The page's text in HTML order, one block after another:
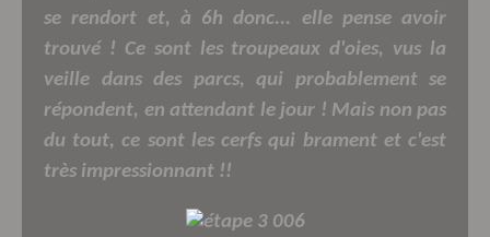
se rendort et, à 6h donc... elle pense avoir
trouvé ! Ce sont les troupeaux d'oies, vus la
veille dans des parcs, qui probablement se
répondent, en attendant le jour ! Mais non pas
du tout, ce sont les cerfs qui brament et c'est
très impressionnant !!